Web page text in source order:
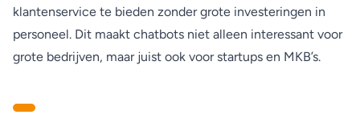
klantenservice te bieden zonder grote investeringen in
personeel. Dit maakt chatbots niet alleen interessant voor
grote bedrijven, maar juist ook voor startups en MKB’s.